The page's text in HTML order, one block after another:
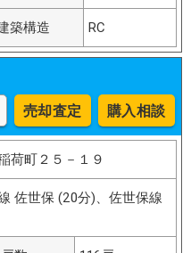
築構造 RC
売却査定 購入相談
荷町２５－１９
佐世保 (20分)、佐世保線